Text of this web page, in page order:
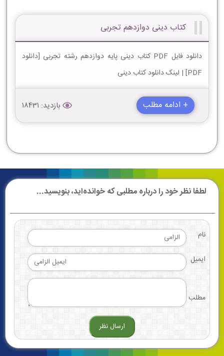
کتاب دینی دوازدهم تجربی
دانلود فایل PDF کتاب دینی پایه دوازدهم رشته تجربی [دانلود
PDF] | لینک دانلود کتاب دینی
+ ادامه مطلب بازدید: 18431
لطفا نظر خود را درباره مطلبی که خوانده‌اید، بنویسید...
نام
ایمیل
مطلب